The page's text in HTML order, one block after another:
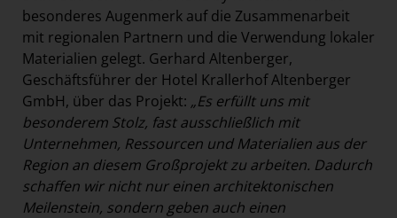
besonderes Augenmerk auf die Zusammenarbeit
mit regionalen Partnern und die Verwendung lokaler
Materialien gelegt. Gerhard Altenberger,
Geschäftsführer der Hotel Krallerhof Altenberger
GmbH, über das Projekt: „Es erfüllt uns mit
besonderem Stolz, fast ausschließlich mit
Unternehmen, Ressourcen und Materialien aus der
Region an diesem Großprojekt zu arbeiten. Dadurch
schaffen wir nicht nur einen architektonischen
Meilenstein, sondern geben auch einen